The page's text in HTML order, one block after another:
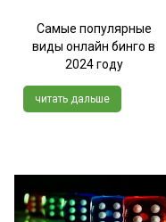
Самые популярные
виды онлайн бинго в
2024 году
читать дальше